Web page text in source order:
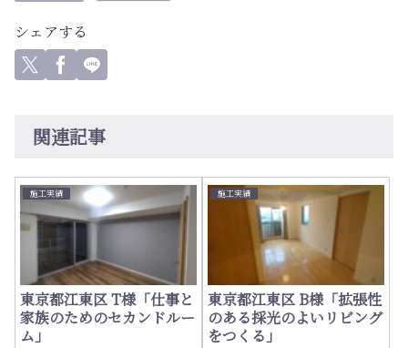
シェアする
関連記事
施工実績
東京都江東区 T様「仕事と
家族のためのセカンドルー
ム」
施工実績
東京都江東区 B様「拡張性
のある採光のよいリビング
をつくる」